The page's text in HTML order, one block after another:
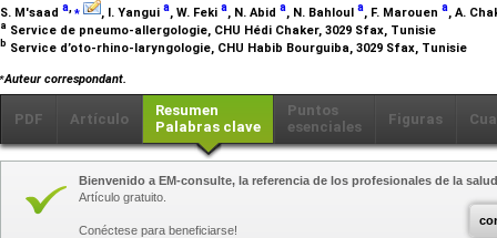
S. M'saad a,⁎ , I. Yangui a, W. Feki a, N. Abid a, N. Bahloul a, F. Marouen a, A.
a Service de pneumo-allergologie, CHU Hédi Chaker, 3029 Sfax, Tunisie
b Service d’oto-rhino-laryngologie, CHU Habib Bourguiba, 3029 Sfax, Tunisie
⁎Auteur correspondant.
PDF Artículo
Resumen
Palabras clave
Puntos
esenciales
Figuras
Bienvenido a EM-consulte, la referencia de los profesionales de la
Artículo gratuito.
Conéctese para beneficiarse!